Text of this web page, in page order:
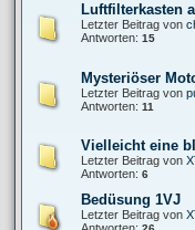
Luftfilterkasten
Letzter Beitrag von
Antworten: 15
Mysteriöser
Letzter Beitrag von
Antworten: 11
Vielleicht eine
Letzter Beitrag von
Antworten: 6
Bedüsung 1VJ
Letzter Beitrag von